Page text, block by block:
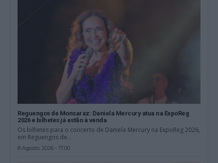
Reguengos de Monsaraz: Daniela Mercury atua na ExpoReg
2026 e bilhetes já estão à venda
Os bilhetes para o concerto de Daniela Mercury na ExpoReg 2026,
em Reguengos de...
8 Agosto, 2026 - 17:00